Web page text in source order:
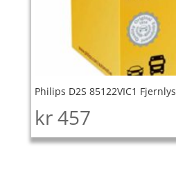
Philips D2S 85122VIC1 Fjernlys
kr457